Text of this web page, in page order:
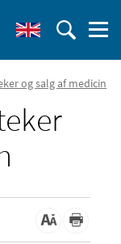
og salg af medicin